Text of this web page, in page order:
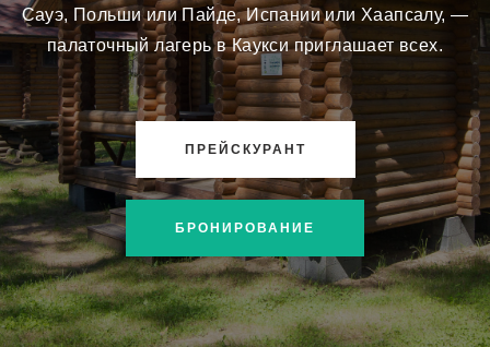
Сауэ, Польши или Пайде, Испании или Хаапсалу, —
палаточный лагерь в Каукси приглашает всех.
ПРЕЙСКУРАНТ
БРОНИРОВАНИЕ